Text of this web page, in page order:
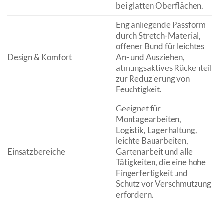
bei glatten Oberflächen.
Design & Komfort
Eng anliegende Passform
durch Stretch-Material,
offener Bund für leichtes
An- und Ausziehen,
atmungsaktives Rückenteil
zur Reduzierung von
Feuchtigkeit.
Einsatzbereiche
Geeignet für
Montagearbeiten,
Logistik, Lagerhaltung,
leichte Bauarbeiten,
Gartenarbeit und alle
Tätigkeiten, die eine hohe
Fingerfertigkeit und
Schutz vor Verschmutzung
erfordern.